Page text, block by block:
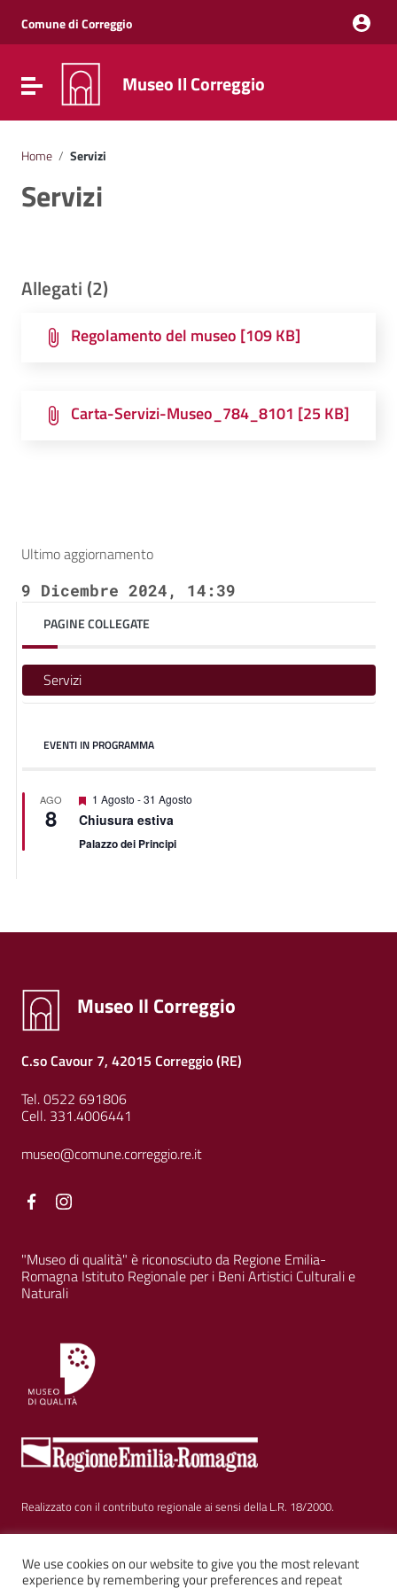
Vai al menu di navigazione
Vai al footer
Comune di Correggio
Attiva / disattiva la navigazione
Museo Il Correggio
Home / Servizi
Servizi
Allegati (2)
Regolamento del museo [109 KB]
Carta-Servizi-Museo_784_8101 [25 KB]
Ultimo aggiornamento
9 Dicembre 2024, 14:39
PAGINE COLLEGATE
Servizi
EVENTI IN PROGRAMMA
AGO
8
Featured
1 Agosto -31 Agosto
Chiusura estiva
Palazzo dei Principi
Museo Il Correggio
C.so Cavour 7, 42015 Correggio (RE)
Tel. 0522 691806
Cell. 331.4006441
museo@comune.correggio.re.it
Facebook
"Museo di qualità" è riconosciuto da Regione Emilia-
Romagna Istituto Regionale per i Beni Artistici Culturali e
Naturali
Realizzato con il contributo regionale ai sensi della L.R. 18/2000.
Sezione Link Utili
Privacy | Cookie policy | Note legali | Contatti |
We use cookies on our website to give you the most relevant
experience by remembering your preferences and repeat